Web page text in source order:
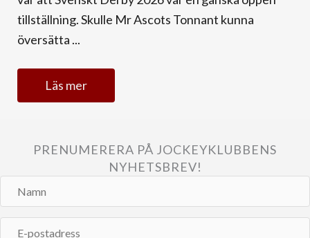
tillställning. Skulle Mr Ascots Tonnant kunna
översätta ...
Läs mer
PRENUMERERA PÅ JOCKEYKLUBBENS
NYHETSBREV!
Namn